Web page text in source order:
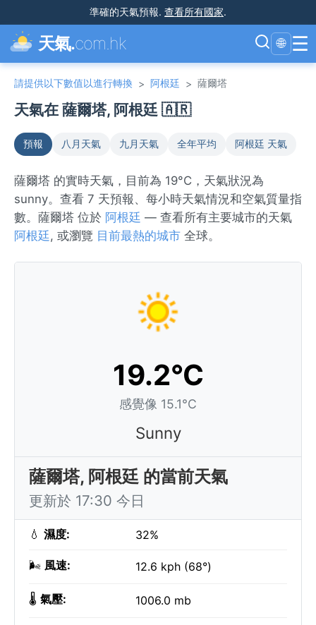
準確的天氣預報. 查看所有國家.
天氣.com.hk 🌐 ☰
請提供以下數值以進行轉換 > 阿根廷 > 薩爾塔
天氣在 薩爾塔, 阿根廷 🇦🇷
預報 八月天氣 九月天氣 全年平均 阿根廷 天氣
薩爾塔 的實時天氣，目前為 19°C，天氣狀況為
sunny。查看 7 天預報、每小時天氣情況和空氣質量指
數。薩爾塔 位於 阿根廷 — 查看所有主要城市的天氣
阿根廷, 或瀏覽 目前最熱的城市 全球。
19.2°C
感覺像 15.1°C
Sunny
薩爾塔, 阿根廷 的當前天氣
更新於 17:30 今日
💧 濕度: 32%
🌬️ 風速: 12.6 kph (68°)
🌡️ 氣壓: 1006.0 mb